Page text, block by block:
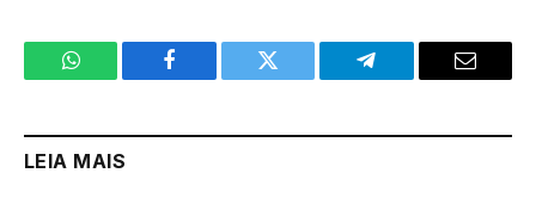
WhatsApp Facebook Twitter Telegram Email
LEIA MAIS